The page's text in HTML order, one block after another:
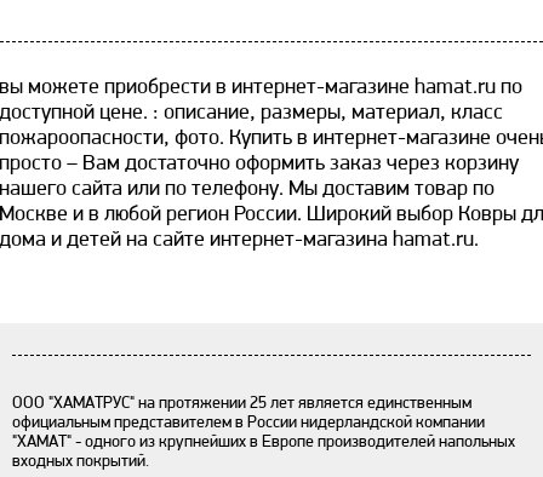
вы можете приобрести в интернет-магазине hamat.ru по
доступной цене. ​: описание, размеры, материал, класс
пожароопасности, фото. Купить в интернет-магазине
просто – Вам достаточно оформить заказ через корзину
нашего сайта или по телефону. Мы доставим товар по
Москве и в любой регион России. Широкий выбор Ковры
дома и детей на сайте интернет-магазина hamat.ru.
ООО "ХАМАТРУС" на протяжении 25 лет является единственным
официальным представителем в России нидерландской компании
"ХАМАТ" - одного из крупнейших в Европе производителей напольных
входных покрытий.